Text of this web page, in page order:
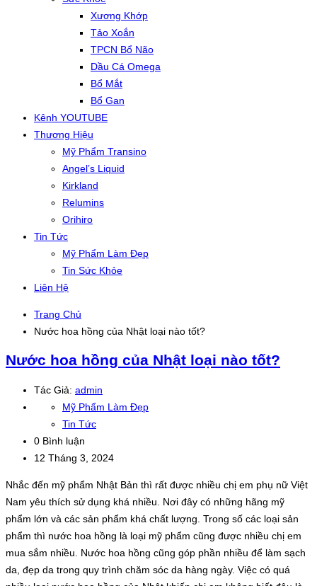
Xương Khớp
Tảo Xoắn
TPCN Bổ Não
Dầu Cá Omega
Bổ Mắt
Bổ Gan
Kênh YOUTUBE
Thương Hiệu
Mỹ Phẩm Transino
Angel’s Liquid
Kirkland
Relumins
Orihiro
Tin Tức
Mỹ Phẩm Làm Đẹp
Tin Sức Khỏe
Liên Hệ
Trang Chủ
Nước hoa hồng của Nhật loại nào tốt?
Nước hoa hồng của Nhật loại nào tốt?
Tác Giả: admin
Mỹ Phẩm Làm Đẹp
Tin Tức
0 Bình luận
12 Tháng 3, 2024
Nhắc đến mỹ phẩm Nhật Bản thì rất được nhiều chị em phụ nữ Việt
Nam yêu thích sử dụng khá nhiều. Nơi đây có những hãng mỹ
phẩm lớn và các sản phẩm khá chất lượng. Trong số các loại sản
phẩm thì nước hoa hồng là loại mỹ phẩm cũng được nhiều chị em
mua sắm nhiều. Nước hoa hồng cũng góp phần nhiều để làm sạch
da, đẹp da trong quy trình chăm sóc da hàng ngày. Việc có quá